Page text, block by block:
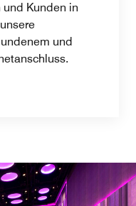
Kunden in
und